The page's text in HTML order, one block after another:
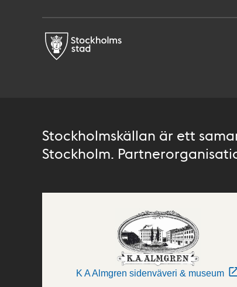
Stockholmskällan är ett
Stockholm.
K A Almgren sidenväveri & museum